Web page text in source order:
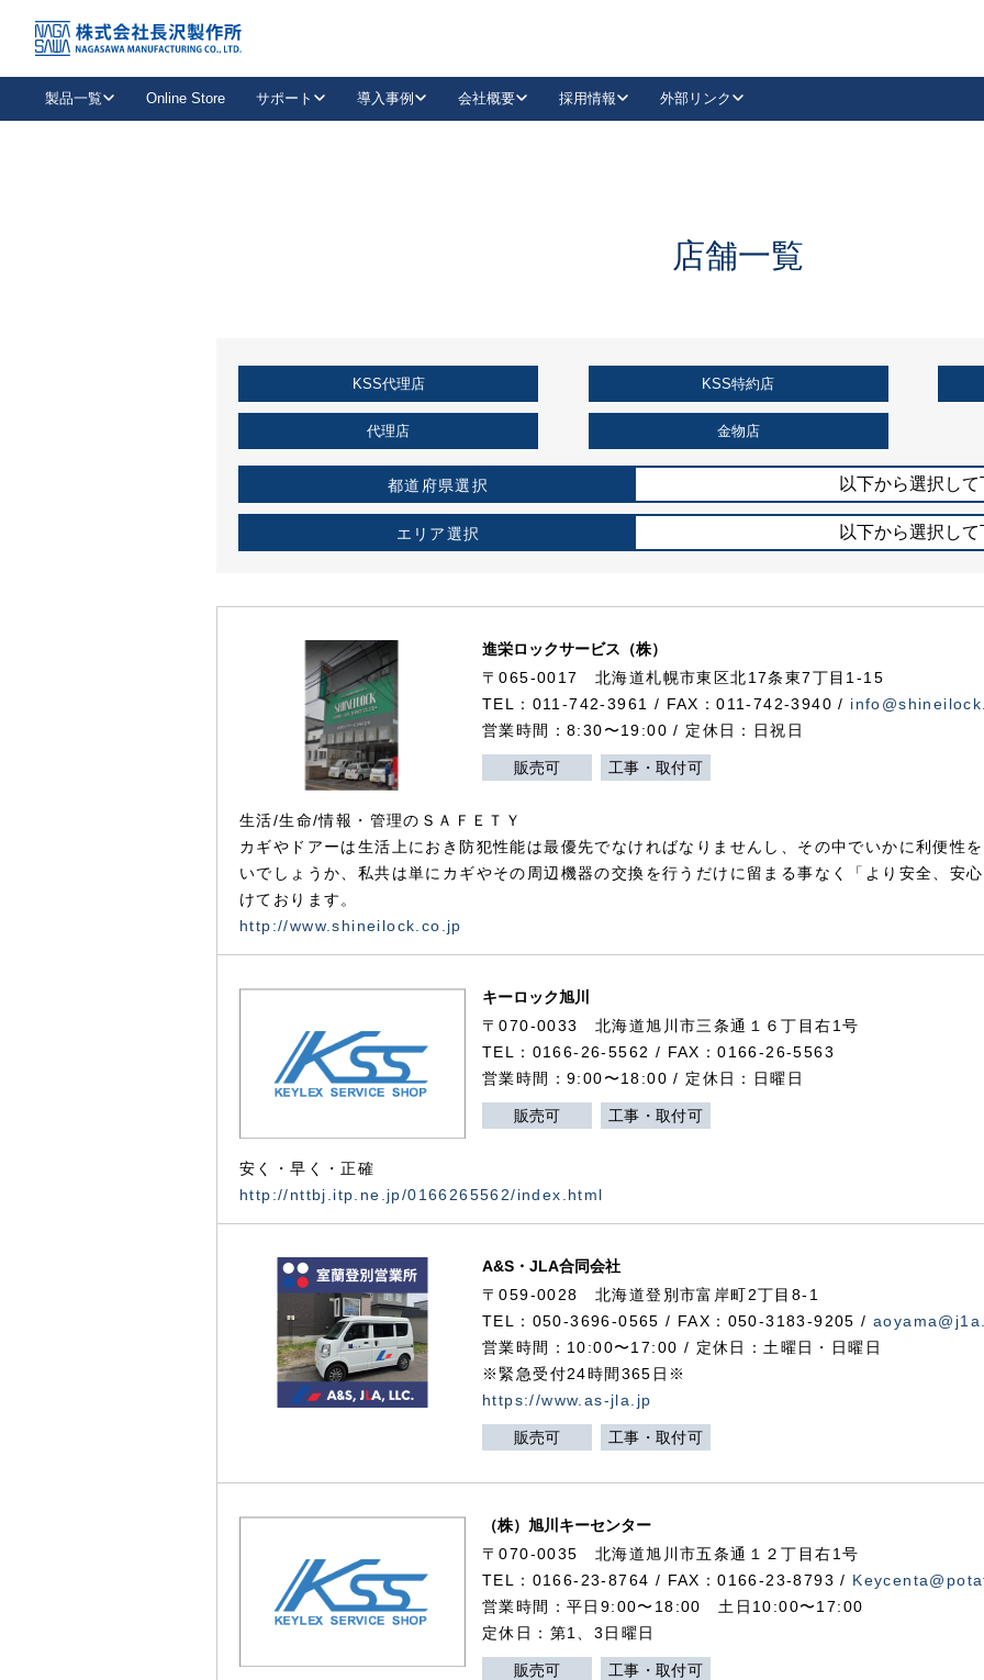
製品一覧
抗ウイルス・抗菌製品
キーレックスを品番からお探しいただけます。
Online Store サポート
取扱店情報
お役立ち情報
導入事例
企業様採用事例
会社概要 採用情報 外部リンク
LinkedIn
KSS加盟店・取扱店情報
店舗一覧
店舗一覧
KSS代理店 KSS特約店
代理店 金物店
都道府県選択 以下から選択し
エリア選択 以下から選択し
進栄ロックサービス（株）
〒065-0017 北海道札幌市東区北17条東7丁目1-15
TEL：011-742-3961 / FAX：011-742-3940 /
営業時間：8:30〜19:00 / 定休日：日祝日
販売可 工事・取付可
生活/生命/情報・管理のＳＡＦＥＴＹ
カギやドアーは生活上におき防犯性能は最優先でなければなりませんし、その中でいかに利便性
いでしょうか、私共は単にカギやその周辺機器の交換を行うだけに留まる事なく「より安全、安
けております。
http://www.shineilock.co.jp
キーロック旭川
〒070-0033 北海道旭川市三条通１６丁目右1号
TEL：0166-26-5562 / FAX：0166-26-5563
営業時間：9:00〜18:00 / 定休日：日曜日
販売可 工事・取付可
安く・早く・正確
http://nttbj.itp.ne.jp/0166265562/index.html
A&S・JLA合同会社
〒059-0028北海道登別市富岸町2丁目 8-1
TEL：050-3696-0565 / FAX：050-3183-9205 /
営業時間：10:00〜17:00 / 定休日：土曜日・日曜日
※緊急受付24時間365日※
https://www.as-jla.jp
販売可 工事・取付可
（株）旭川キーセンター
〒070-0035 北海道旭川市五条通１２丁目右1号
TEL：0166-23-8764 / FAX：0166-23-8793 /
営業時間：平日9:00〜18:00 土日10:00〜17:00
定休日：第1、3日曜日
販売可 工事・取付可